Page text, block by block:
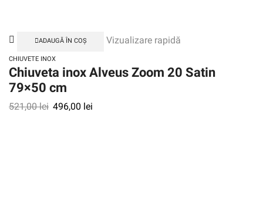
ADAUGĂ ÎN COȘ Vizualizare rapidă
CHIUVETE INOX
Chiuveta inox Alveus Zoom 20 Satin
79×50 cm
521,00lei 496,00 lei